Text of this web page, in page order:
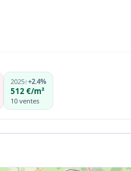
2025↑+2.4%
512 €/m²
10 ventes